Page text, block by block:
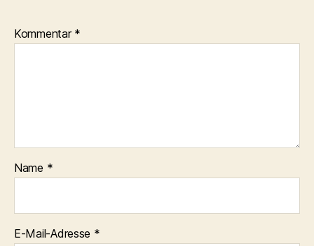
Kommentar *
Name *
E-Mail-Adresse *